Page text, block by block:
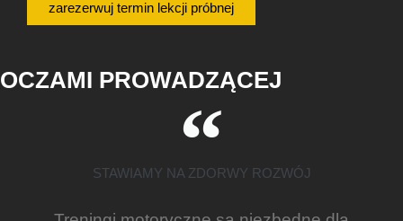
zarezerwuj termin lekcji próbnej
OCZAMI PROWADZĄCEJ
STAWIAMY NA ZDORWY ROZWÓJ